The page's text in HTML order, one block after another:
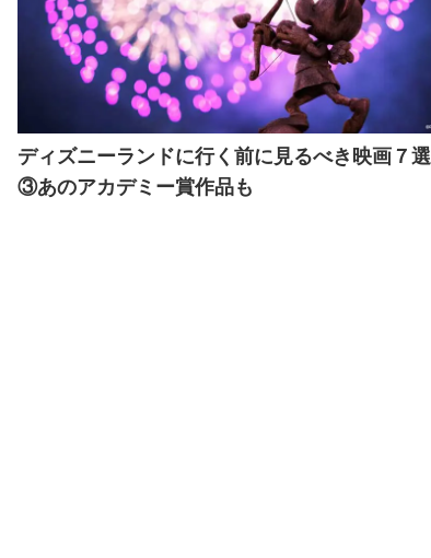
ディズニーランドに行く前に見るべき映画７選
③あのアカデミー賞作品も